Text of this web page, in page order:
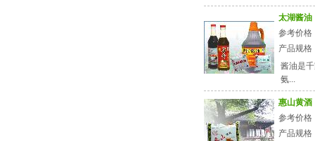
太湖酱油
参考价格
产品规
酱油是
氨...
惠山黄酒
参考价格
产品规